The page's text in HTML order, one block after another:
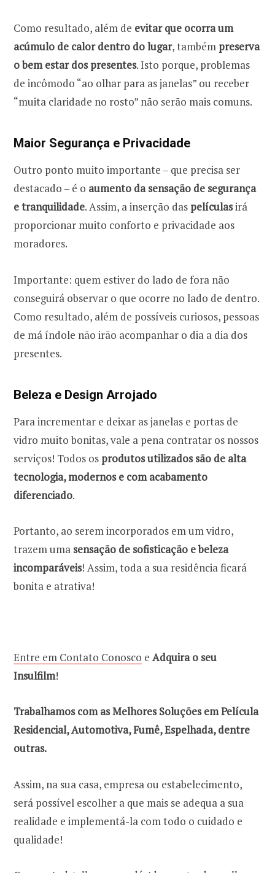
Como resultado, além de evitar que ocorra um
acúmulo de calor dentro do lugar, também preserva
o bem estar dos presentes. Isto porque, problemas
de incômodo “ao olhar para as janelas” ou receber
“muita claridade no rosto” não serão mais comuns.
Maior Segurança e Privacidade
Outro ponto muito importante – que precisa ser
destacado – é o aumento da sensação de segurança
e tranquilidade. Assim, a inserção das películasirá
proporcionar muito conforto e privacidade aos
moradores.
Importante: quem estiver do lado de fora não
conseguirá observar o que ocorre no lado de dentro.
Como resultado, além de possíveis curiosos, pessoas
de má índole não irão acompanhar o dia a dia dos
presentes.
Beleza e Design Arrojado
Para incrementar e deixar as janelas e portas de
vidro muito bonitas, vale a pena contratar os nossos
serviços! Todos os produtos utilizados são de alta
tecnologia, modernos e com acabamento
diferenciado.
Portanto, ao serem incorporados em um vidro,
trazem uma sensação de sofisticação e beleza
incomparáveis! Assim, toda a sua residência ficará
bonita e atrativa!
Entre em Contato Conosco e Adquira o seu
Insulfilm!
Trabalhamos com as Melhores Soluções em Película
Residencial, Automotiva, Fumê, Espelhada, dentre
outras.
Assim, na sua casa, empresa ou estabelecimento,
será possível escolher a que mais se adequa a sua
realidade e implementá-la com todo o cuidado e
qualidade!